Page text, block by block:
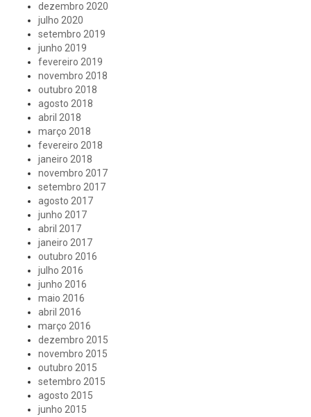
dezembro 2020
julho 2020
setembro 2019
junho 2019
fevereiro 2019
novembro 2018
outubro 2018
agosto 2018
abril 2018
março 2018
fevereiro 2018
janeiro 2018
novembro 2017
setembro 2017
agosto 2017
junho 2017
abril 2017
janeiro 2017
outubro 2016
julho 2016
junho 2016
maio 2016
abril 2016
março 2016
dezembro 2015
novembro 2015
outubro 2015
setembro 2015
agosto 2015
junho 2015